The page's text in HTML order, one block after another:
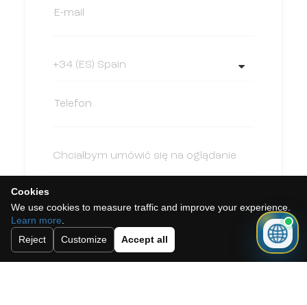
Cookies
We use cookies to measure traffic and improve your experience.
Learn more
Reject
Customize Accept all